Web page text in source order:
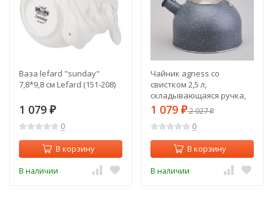
Ваза lefard "sunday"
7,8*9,8 см Lefard (151-208)
1 079 ₽
0
В корзину
В наличии
Чайник agness со
свистком 2,5 л,
складывающаяся ручка,
индукцион. дно Agness
(937-915)
1 079 ₽2 027₽
0
В корзину
В наличии